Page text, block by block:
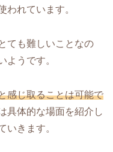
われています。
ても難しいことなの
ようです。
感じ取ることは可能で
具体的な場面を紹介し
いきます。